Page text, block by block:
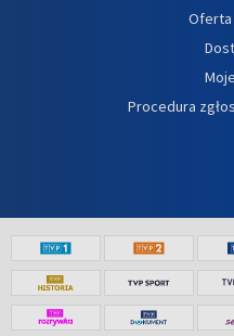
Oferta
Procedura